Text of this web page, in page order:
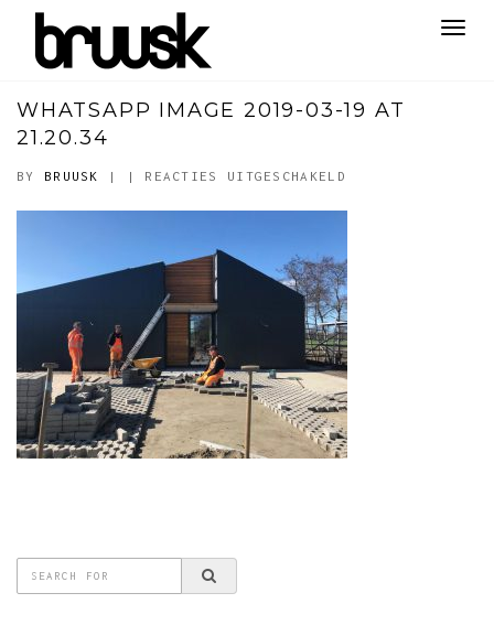
WHATSAPP IMAGE 2019-03-19 AT
21.20.34
BY BRUUSK | | REACTIES UITGESCHAKELD
03-
19
AT
21.20.34